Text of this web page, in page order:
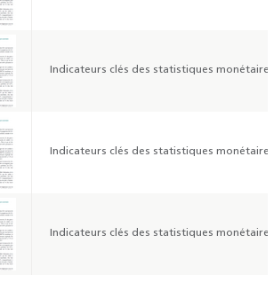
Indicateurs clés des statistiques
Indicateurs clés des statistiques
Indicateurs clés des statistiques